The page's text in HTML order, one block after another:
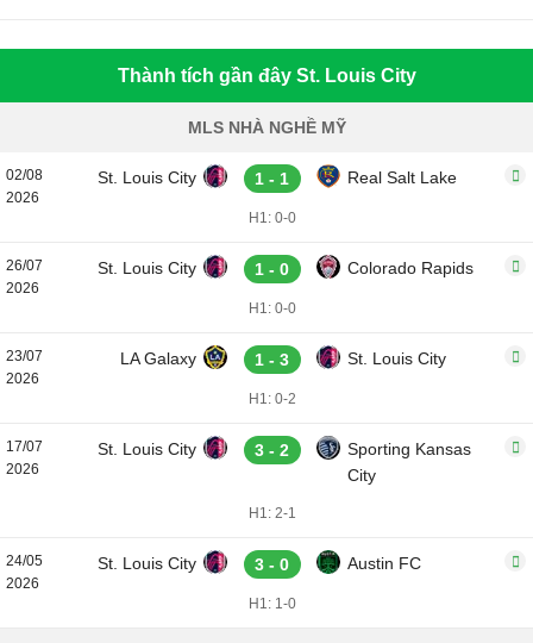
Thành tích gần đây St. Louis City
MLS NHÀ NGHỀ MỸ
02/08
2026
St. Louis City 1 - 1 Real Salt Lake
H1: 0-0
26/07
2026
St. Louis City 1 - 0 Colorado Rapids
H1: 0-0
23/07
2026
LA Galaxy 1 - 3 St. Louis City
H1: 0-2
17/07
2026
St. Louis City 3 - 2
Sporting Kansas
City
H1: 2-1
24/05
2026
St. Louis City 3 - 0 Austin FC
H1: 1-0